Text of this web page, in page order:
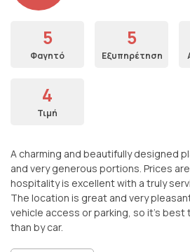
5
Φαγητό
5
Εξυπηρέτηση
4
Τιμή
A charming and beautifully designed
and very generous portions. Prices
hospitality is excellent with a truly
The location is great and very
vehicle access or parking, so it’s
than by car.